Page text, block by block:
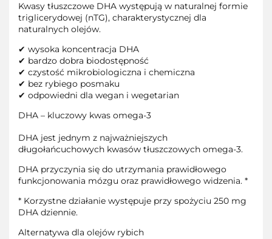
Kwasy tłuszczowe DHA występują w naturalnej formie
triglicerydowej (nTG), charakterystycznej dla
naturalnych olejów.
✔ wysoka koncentracja DHA
✔ bardzo dobra biodostępność
✔ czystość mikrobiologiczna i chemiczna
✔ bez rybiego posmaku
✔ odpowiedni dla wegan i wegetarian
DHA – kluczowy kwas omega-3
DHA jest jednym z najważniejszych
długołańcuchowych kwasów tłuszczowych omega-3.
DHA przyczynia się do utrzymania prawidłowego
funkcjonowania mózgu oraz prawidłowego widzenia. *
* Korzystne działanie występuje przy spożyciu 250 mg
DHA dziennie.
Alternatywa dla olejów rybich